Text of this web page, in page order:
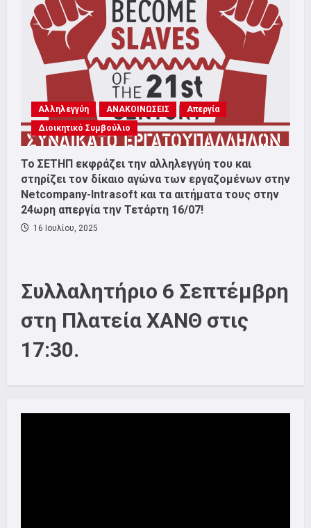
Αλληλεγγύη ΑΝΑΚΟΙΝΩΣΕΙΣ
Απεργία
Διοικητικό Συμβούλιο
Το ΣΕΤΗΠ εκφράζει την αλληλεγγύη του και
στηρίζει τον δίκαιο αγώνα των εργαζομένων στην
Netcompany-Intrasoft και τα αιτήματα τους στην
24ωρη απεργία την Τετάρτη 16/07!
16 Ιουλίου, 2025
Συλλαλητήριο 6 Σεπτέμβρη
στη Πλατεία ΧΑΝΘ στις
17:30.